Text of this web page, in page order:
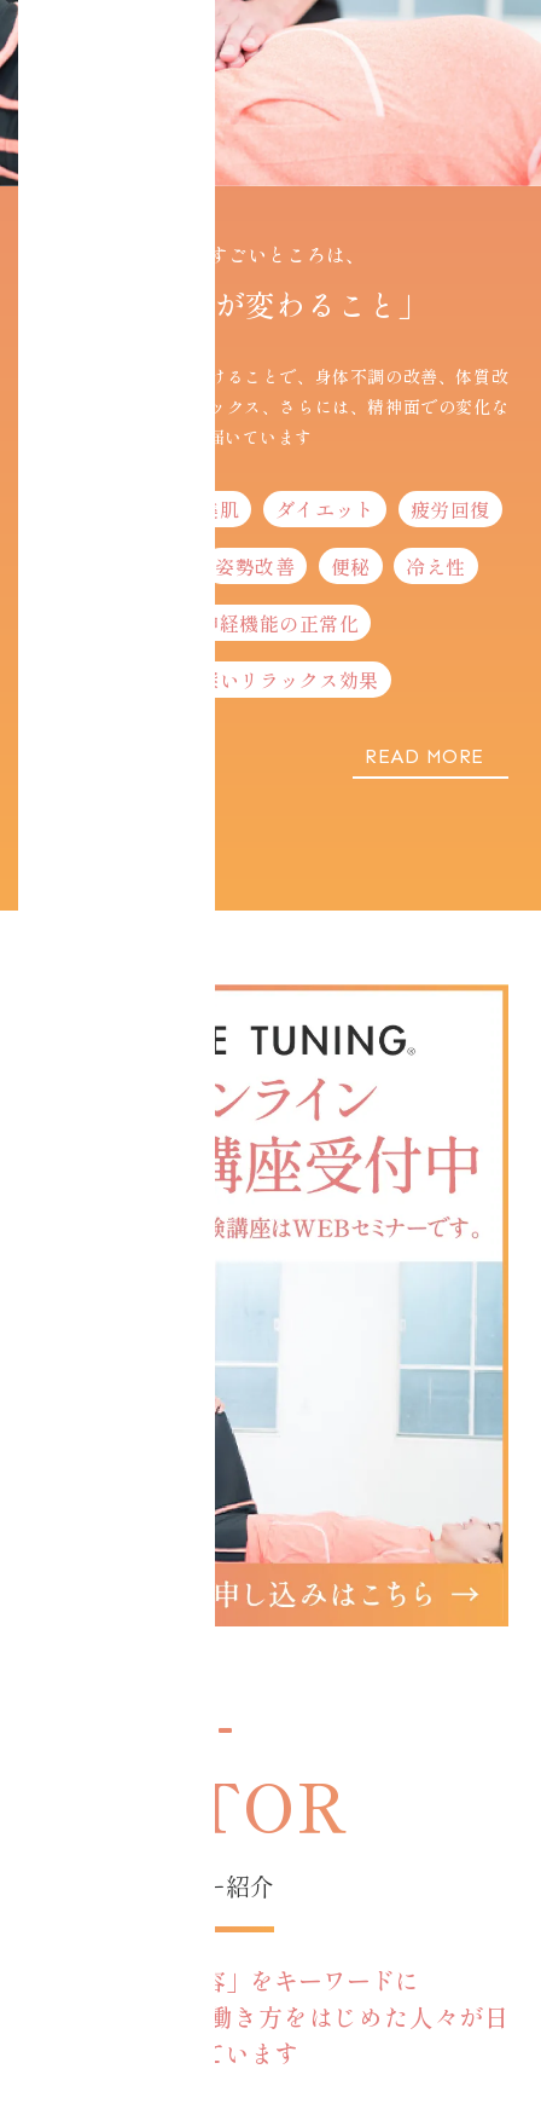
コアチューニングのすごいところは、
「すぐに身体が変わること」
コアチューニングを続けることで、身体不調の改善、体質改
善、ダイエット、リラックス、さらには、精神面での変化な
ど、たくさんの報告が届いています
美肌 ダイエット
疲労回復
姿勢改善 便秘
冷え性
自律神経機能の正常化
深いリラックス効果
READ MORE
インストラクター紹介
「健康」と「美容」をキーワードに
新しい生き方、働き方をはじめた人々が日
本全国で活躍しています